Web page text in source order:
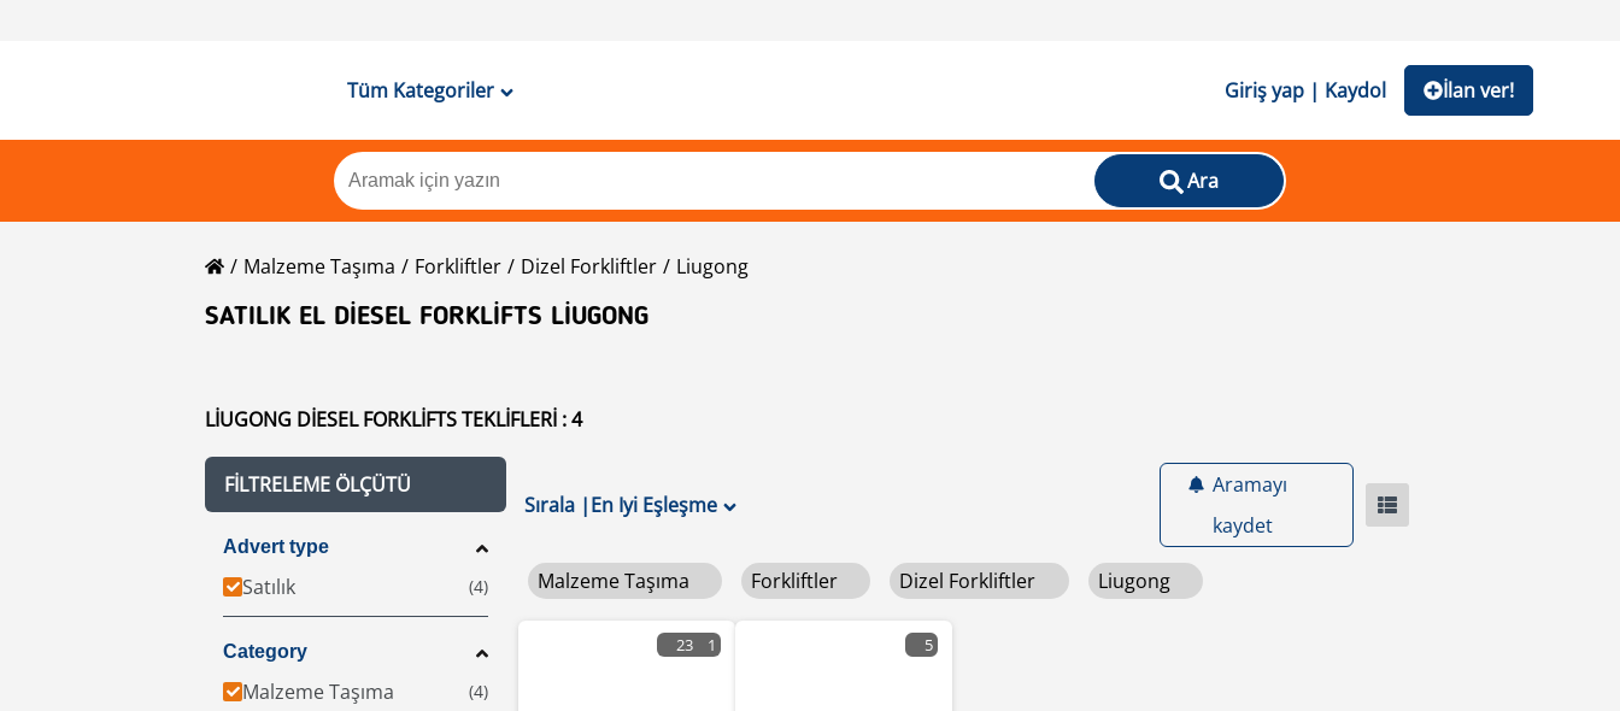
Tüm Kategoriler Giriş yap | Kaydol İlan ver!
Ara
Malzeme Taşıma Forkliftler Dizel Forkliftler
Liugong
SATILIK EL DIESEL FORKLIFTS LIUGONG
LIUGONG DIESEL FORKLIFTS TEKLIFLERI : 4
FILTRELEME ÖLÇÜTÜ
Advert type
Satılık
Category
Malzeme Taşıma
Sırala |En Iyi Eşleşme
Aramayı
kaydet
Malzeme Taşıma Forkliftler Dizel Forkliftler Liugong
23 1 5